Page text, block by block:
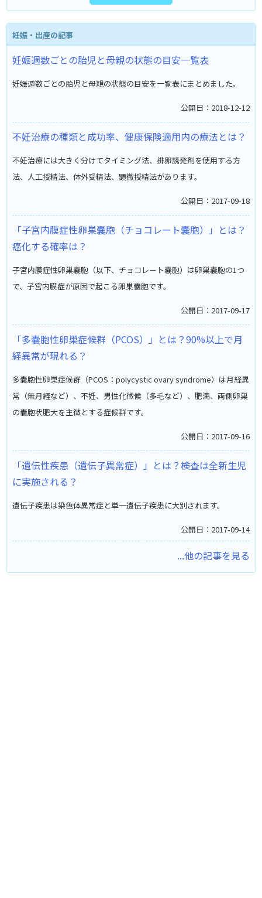
妊娠・出産の記事
妊娠週数ごとの胎児と母親の状態の目安一覧表
妊娠週数ごとの胎児と母親の状態の目安を一覧表にまとめました。
公開日：2018-12-12
不妊治療の種類と成功率、健康保険適用内の療法とは？
不妊治療には大きく分けてタイミング法、排卵誘発剤を使用する方
法、人工授精法、体外受精法、顕微授精法があります。
公開日：2017-09-18
「子宮内膜症性卵巣嚢胞（チョコレート嚢胞）」とは？
癌化する確率は？
子宮内膜症性卵巣嚢胞（以下、チョコレート嚢胞）は卵巣嚢胞の1つ
で、子宮内膜症が原因で起こる卵巣嚢胞です。
公開日：2017-09-17
「多嚢胞性卵巣症候群（PCOS）」とは？90%以上で月
経異常が現れる？
多嚢胞性卵巣症候群（PCOS：polycystic ovary syndrome）は月経異
常（無月経など）、不妊、男性化徴候（多毛など）、肥満、両側卵巣
の嚢胞状肥大を主徴とする症候群です。
公開日：2017-09-16
「遺伝性疾患（遺伝子異常症）」とは？検査は全新生児
に実施される？
遺伝子疾患は染色体異常症と単一遺伝子疾患に大別されます。
公開日：2017-09-14
...他の記事を見る